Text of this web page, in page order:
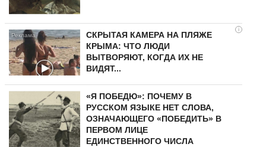
i
СКРЫТАЯ КАМЕРА НА ПЛЯЖЕ
КРЫМА: ЧТО ЛЮДИ
ВЫТВОРЯЮТ, КОГДА ИХ НЕ
ВИДЯТ...
«Я ПОБЕДЮ»: ПОЧЕМУ В
РУССКОМ ЯЗЫКЕ НЕТ СЛОВА,
ОЗНАЧАЮЩЕГО «ПОБЕДИТЬ» В
ПЕРВОМ ЛИЦЕ
ЕДИНСТВЕННОГО ЧИСЛА